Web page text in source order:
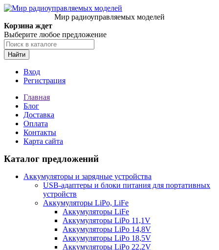
Мир радиоуправляемых моделей
Корзина ждет
Выберите любое предложение
Найти
Вход
Регистрация
Главная
Блог
Доставка
Оплата
Контакты
Карта сайта
Каталог предложений
Аккумуляторы и зарядные устройства
USB-адаптеры и блоки питания для портативных
устройств
Аккумуляторы LiPo, LiFe
Аккумуляторы LiFe
Аккумуляторы LiPo 11,1V
Аккумуляторы LiPo 14,8V
Аккумуляторы LiPo 18,5V
Аккумуляторы LiPo 22,2V